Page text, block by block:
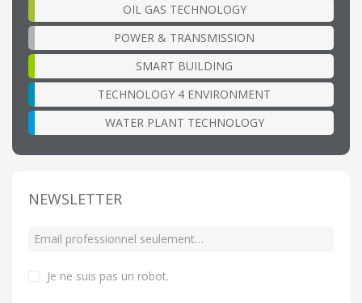
OIL GAS TECHNOLOGY
POWER & TRANSMISSION
SMART BUILDING
TECHNOLOGY 4 ENVIRONMENT
WATER PLANT TECHNOLOGY
NEWSLETTER
Je ne suis pas un robot.